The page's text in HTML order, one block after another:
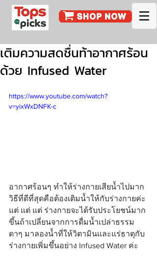
เติมความสดชื่นท้าอากาศร้อน
ด้วย Infused Water
https://www.youtube.com/watch?
v=yixWxDNFK-c
อากาศร้อนๆ ทำให้ร่างกายเสียน้ำไปมาก
วิธีที่ดีที่สุดคือต้องเติมน้ำให้กับร่างกายค่ะ
แต่ แต่ แต่ ร่างกายจะได้รับประโยชน์มาก
ขึ้นถ้าเปลี่ยนจากการดื่มน้ำเปล่าธรรม
ดาๆ มาลองน้ำที่ให้วิตามินและแร่ธาตุกับ
ร่างกายเพิ่มขึ้นอย่าง Infused Water ค่ะ